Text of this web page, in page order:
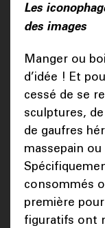
Les
des images
Manger ou
d’idée ! Et
cessé de se
sculptures,
de gaufres
massepain
consommés
première
figuratifs ont